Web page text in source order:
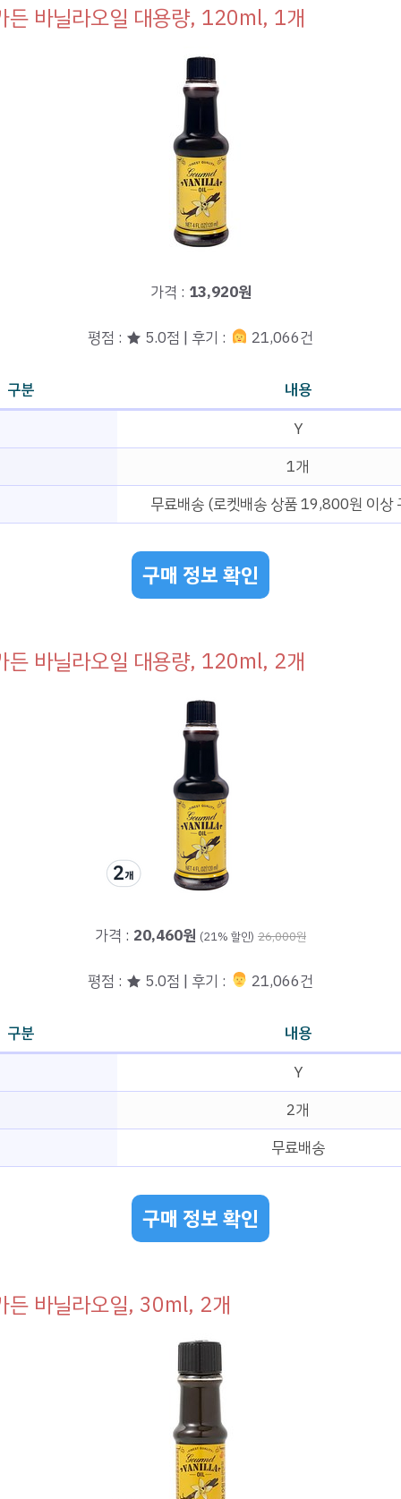
든 바닐라오일 대용량, 120ml, 1개
가격 : 13,920원
평점 : ★ 5.0점 | 후기 : 21,066건
구분
내용
Y
1개
무료배송 (로켓배송 상품 19,800원 이상
구매 정보 확인
든 바닐라오일 대용량, 120ml, 2개
가격 : 20,460원 (21% 할인) 26,000원
평점 : ★ 5.0점 | 후기 : ‍‍ 21,066건
구분
내용
Y
2개
무료배송
구매 정보 확인
든 바닐라오일, 30ml, 2개